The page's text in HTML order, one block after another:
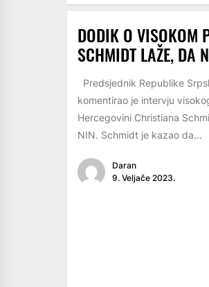
DODIK O VISOKOM
SCHMIDT LAŽE, DA
Predsjednik Republike
komentirao je intervju
Hercegovini Christiana
NIN. Schmidt je kazao da...
Daran
9. Veljače 2023.